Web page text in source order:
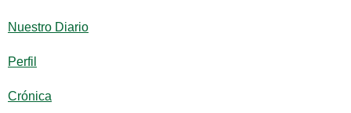
Nuestro Diario
Perfil
Crónica